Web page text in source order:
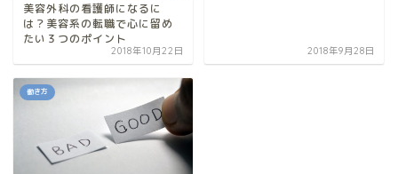
美容外科の看護師になるに
は？美容系の転職で心に留め
たい３つのポイント
2018年10月22日 2018年9月28日
働き方